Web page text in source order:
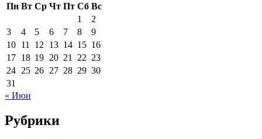
Пн Вт Ср Чт Пт Сб Вс
1
2
3
4 5 6 7 8
9
10 11 12 13 14 15 16
17 18 19 20 21 22 23
24 25 26 27 28 29 30
31
« Июн
Рубрики